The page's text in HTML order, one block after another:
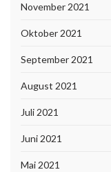
November 2021
Oktober 2021
September 2021
August 2021
Juli 2021
Juni 2021
Mai 2021